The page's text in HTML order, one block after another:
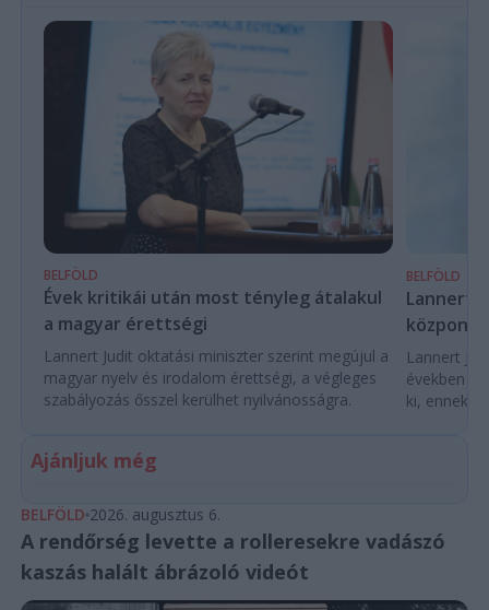
BELFÖLD
Évek kritikái után most tényleg átalakul
a magyar érettségi
Lannert Judit oktatási miniszter szerint megújul a
magyar nyelv és irodalom érettségi, a végleges
szabályozás ősszel kerülhet nyilvánosságra.
BELFÖLD
Lannert
Lannert
években
ki, ennek
Ajánljuk még
BELFÖLD 2026. augusztus 6.
A rendőrség levette a rolleresekre vadászó
kaszás halált ábrázoló videót